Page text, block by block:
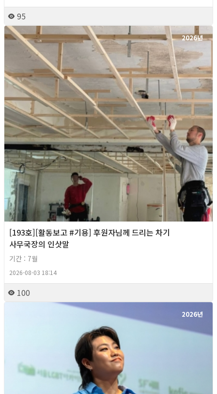
95
2026년
[193호][활동보고 #기용] 후원자님께 드리는 차기
사무국장의 인삿말
기간 : 7월
2026-08-03 18:14
100
2026년